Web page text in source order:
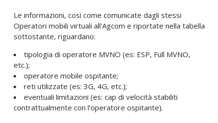
Le informazioni, così come comunicate dagli stessi
Operatori mobili virtuali all'Agcom e riportate nella tabella
sottostante, riguardano:
tipologia di operatore MVNO (es: ESP, Full MVNO,
etc.);
operatore mobile ospitante;
reti utilizzate (es: 3G, 4G, etc.);
eventuali limitazioni (es: cap di velocità stabiliti
contrattualmente con l'operatore ospitante).